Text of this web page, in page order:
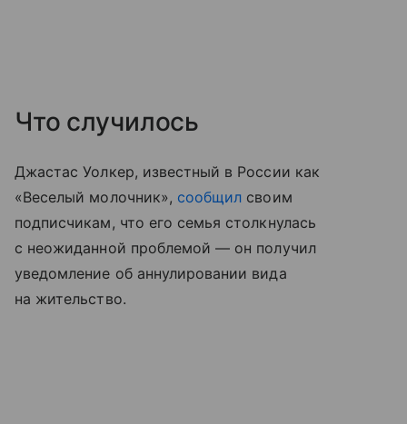
Что случилось
Джастас Уолкер, известный в России как
«Веселый молочник», сообщил своим
подписчикам, что его семья столкнулась
с неожиданной проблемой — он получил
уведомление об аннулировании вида
на жительство.